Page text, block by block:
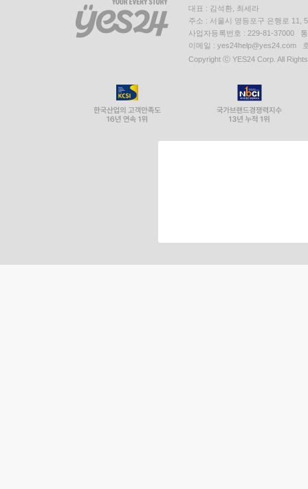
대표 : 김석환, 최세라
주소 : 서울시 영등포구 은행로 11,
사업자등록번호 : 229-81-37000
이메일 : yes24help@yes24.com
Copyright ⓒ YES24 Corp. All